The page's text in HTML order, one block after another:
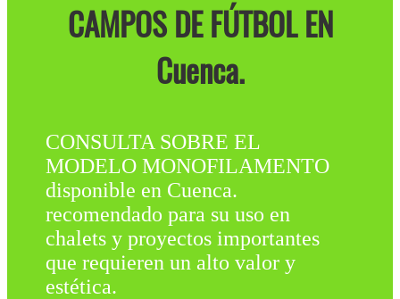
CAMPOS DE FÚTBOL EN
Cuenca.
CONSULTA SOBRE EL
MODELO MONOFILAMENTO
disponible en Cuenca.
recomendado para su uso en
chalets y proyectos importantes
que requieren un alto valor y
estética.